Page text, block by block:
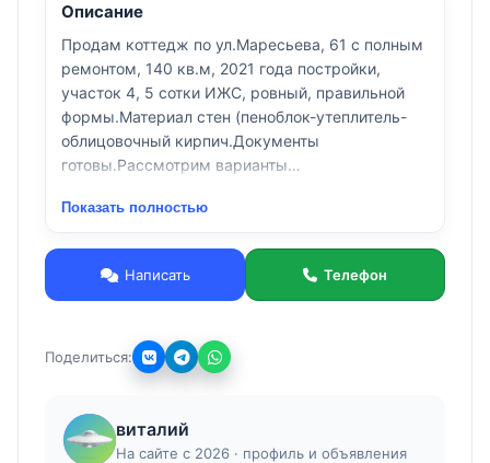
Описание
Продам коттедж по ул.Маресьева, 61 с полным
ремонтом, 140 кв.м, 2021 года постройки,
участок 4, 5 сотки ИЖС, ровный, правильной
формы.Материал стен (пеноблок-утеплитель-
облицовочный кирпич.Документы
готовы.Рассмотрим варианты
Показать полностью
Написать Телефон
Поделиться:
виталий
На сайте с 2026 · профиль и объявления